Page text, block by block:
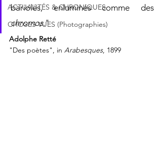
ACTUALITÉS & CHRONIQUES
CHOSES VUES (Photographies)
chromos."
Adolphe Retté
"Des poètes", in Arabesques, 1899